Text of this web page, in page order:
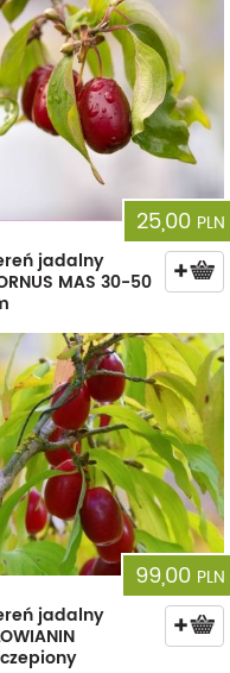
25,00 PLN
jadalny
MAS 30-50
99,00 PLN
jadalny